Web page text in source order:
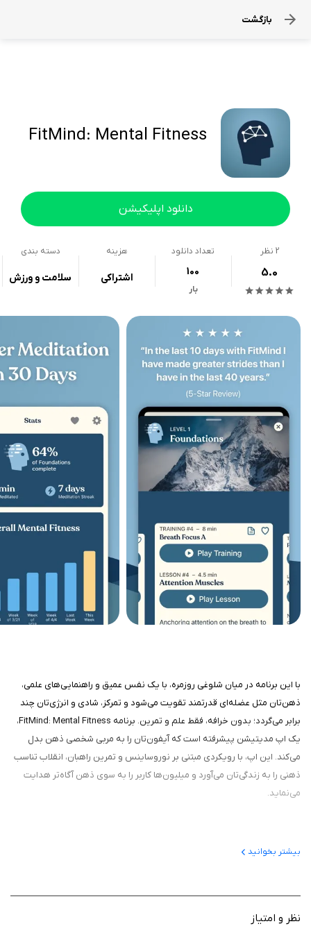
بازگشت
FitMind: Mental Fitness
دانلود اپلیکیشن
2 نظر
5.0
تعداد دانلود
100
بار
هزینه
اشتراکی
دسته بندی
سلامت و ورزش
با این برنامه در میان شلوغی روزمره، با یک نفس عمیق و راهنمایی‌های علمی،
ذهن‌تان مثل عضله‌ای قدرتمند تقویت می‌شود و تمرکز، شادی و انرژی‌تان چند
برابر می‌گردد؛ بدون خرافه، فقط علم و تمرین. برنامه FitMind: Mental Fitness،
یک اپ مدیتیشن پیشرفته است که آیفون‌تان را به مربی شخصی ذهن بدل
می‌کند. این اپ، با رویکردی مبتنی بر نوروساینس و تمرین راهبان، انقلاب تناسب
ذهنی را به زندگی‌تان می‌آورد و میلیون‌ها کاربر را به سوی ذهن آگاه‌تر هدایت
می‌نماید.
معرفی برنامه
در اپ استور با رتبه ۴.۷ از بیش از ۱۵۰۰ نظر، به عنوان یکی از برترین اپ‌های
مدیتیشن شناخته می‌شود. این برنامه، که توسط نوروساینتیست‌ها و راهبان
بیشتر بخوانید
نظر و امتیاز